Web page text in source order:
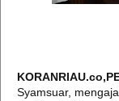
Syamsuar,